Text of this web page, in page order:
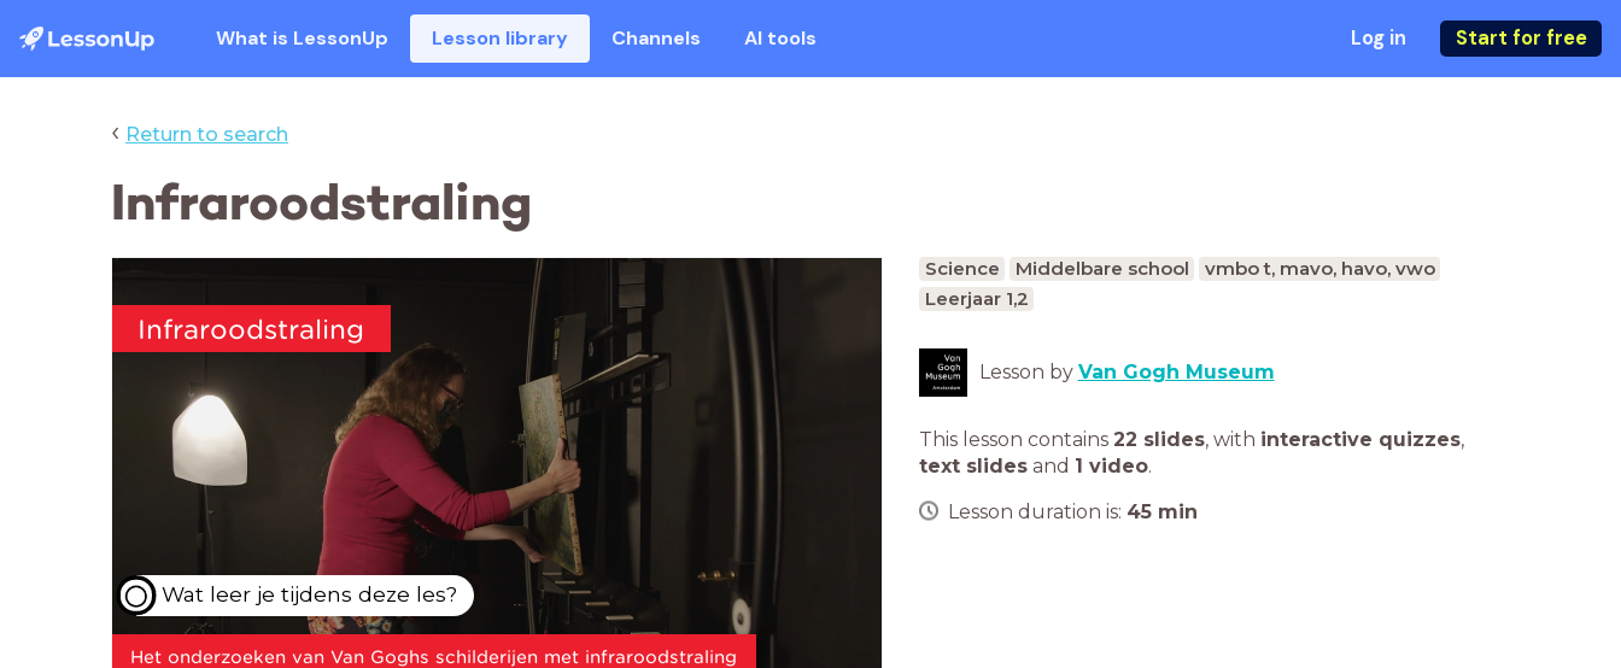
What is LessonUp Lesson library Channels AI tools Log in Start for free
‹ Return to search
Infraroodstraling
Het onderzoeken van Van Goghs schilderijen met infraroodstraling
Infraroodstraling
Wat leer je tijdens deze les?
Science Middelbare school
vmbo t, mavo, havo, vwo
Leerjaar 1,2
Lesson by Van Gogh Museum
This lesson contains 22 slides, with interactive quizzes,
text slides and 1 video.
Lesson duration is: 45 min